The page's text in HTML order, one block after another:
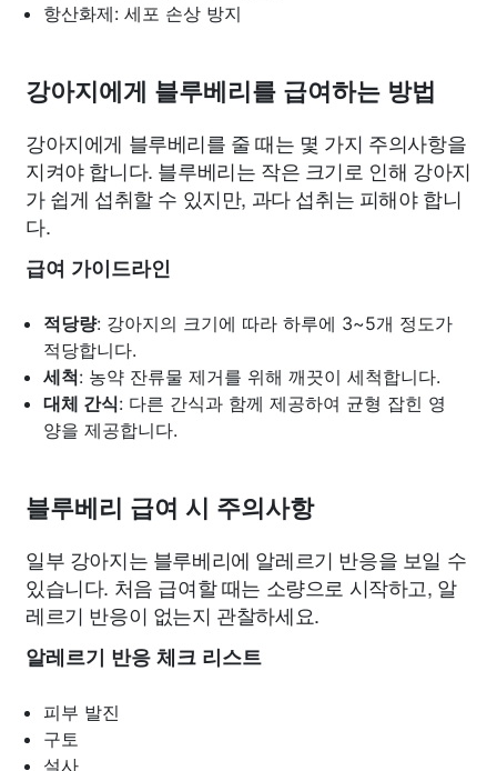
항산화제: 세포 손상 방지
강아지에게 블루베리를 급여하는 방법
강아지에게 블루베리를 줄 때는 몇 가지 주의사항을
지켜야 합니다. 블루베리는 작은 크기로 인해 강아지
가 쉽게 섭취할 수 있지만, 과다 섭취는 피해야 합니
다.
급여 가이드라인
적당량: 강아지의 크기에 따라 하루에 3~5개 정도가
적당합니다.
세척: 농약 잔류물 제거를 위해 깨끗이 세척합니다.
대체 간식: 다른 간식과 함께 제공하여 균형 잡힌 영
양을 제공합니다.
블루베리 급여 시 주의사항
일부 강아지는 블루베리에 알레르기 반응을 보일 수
있습니다. 처음 급여할 때는 소량으로 시작하고, 알
레르기 반응이 없는지 관찰하세요.
알레르기 반응 체크 리스트
피부 발진
구토
설사